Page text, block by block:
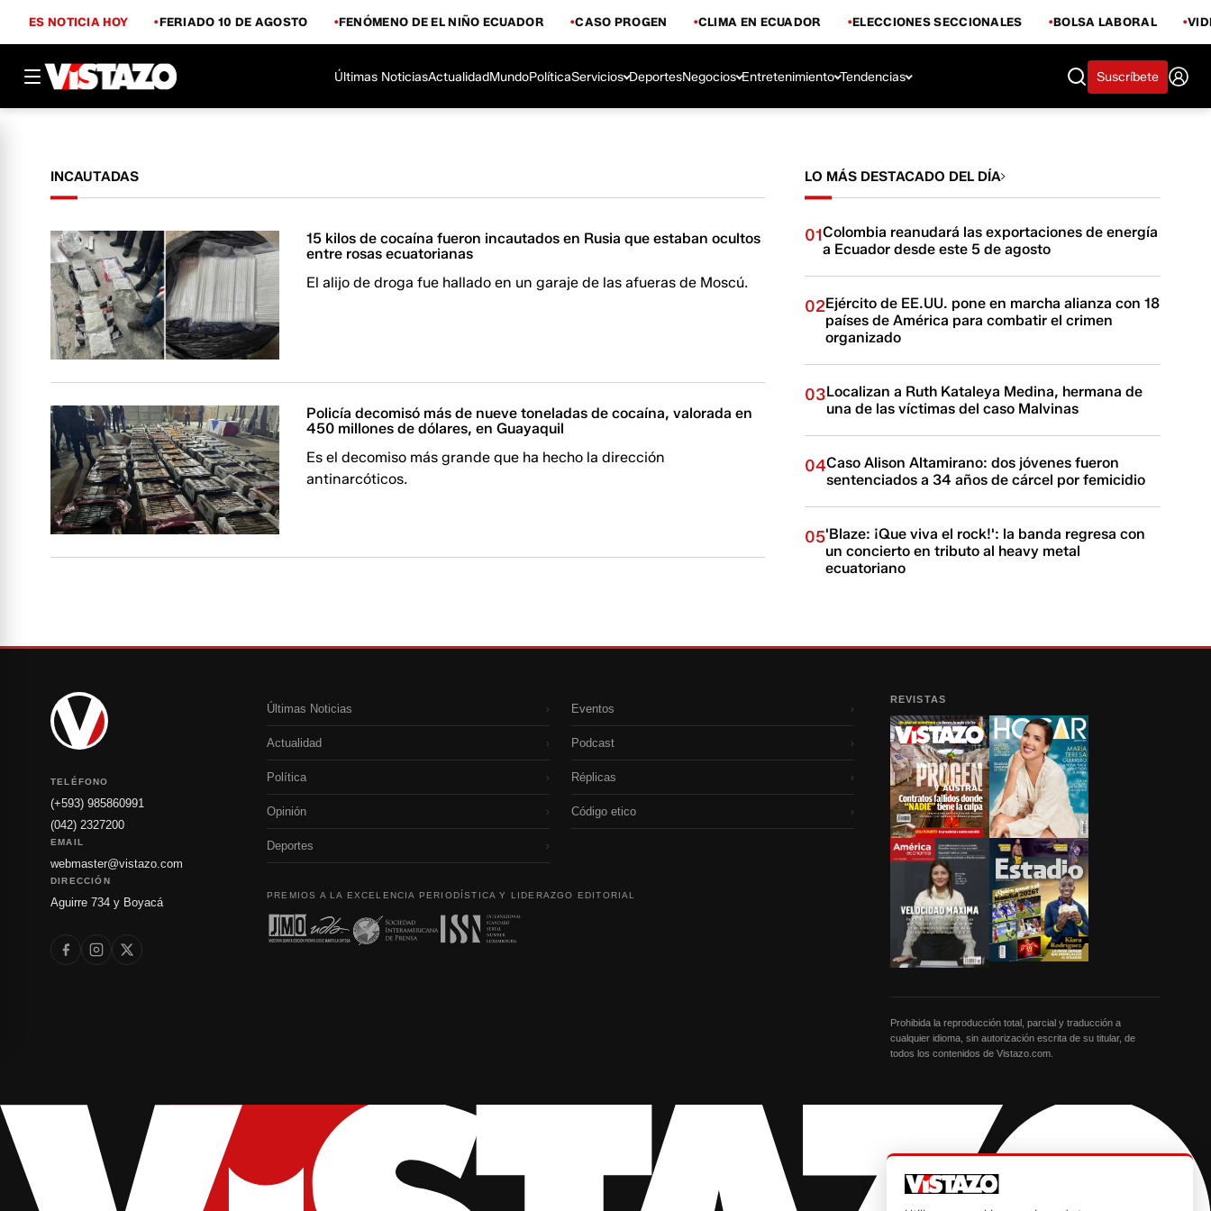
ES NOTICIA HOY FERIADO 10 DE AGOSTO FENÓMENO DE EL NIÑO ECUADOR CASO PROGEN CLIMA EN ECUADOR ELECCIONES SECCIONALES BOLSA LABORAL
Últimas NoticiasActualidadMundoPolíticaServicios DeportesNegocios Entretenimiento Tendencias Suscríbete
INCAUTADAS
15 kilos de cocaína fueron incautados en Rusia que estaban ocultos
entre rosas ecuatorianas
El alijo de droga fue hallado en un garaje de las afueras de Moscú.
Policía decomisó más de nueve toneladas de cocaína, valorada en
450 millones de dólares, en Guayaquil
Es el decomiso más grande que ha hecho la dirección
antinarcóticos.
LO MÁS DESTACADO DEL DÍA
01Colombia reanudará las exportaciones de energía
a Ecuador desde este 5 de agosto
02Ejército de EE.UU. pone en marcha alianza con 18
países de América para combatir el crimen
organizado
03Localizan a Ruth Kataleya Medina, hermana de
una de las víctimas del caso Malvinas
04Caso Alison Altamirano: dos jóvenes fueron
sentenciados a 34 años de cárcel por femicidio
05'Blaze: ¡Que viva el rock!': la banda regresa con
un concierto en tributo al heavy metal
ecuatoriano
TELÉFONO
(+593) 985860991
(042) 2327200
EMAIL
webmaster@vistazo.com
DIRECCIÓN
Aguirre 734 y Boyacá
Últimas Noticias ›
Actualidad ›
Política ›
Opinión ›
Deportes ›
Eventos ›
Podcast ›
Réplicas ›
Código etico ›
PREMIOS A LA EXCELENCIA PERIODÍSTICA Y LIDERAZGO EDITORIAL
REVISTAS
Prohibida la reproducción total, parcial y traducción a
cualquier idioma, sin autorización escrita de su titular, de
todos los contenidos de Vistazo.com.